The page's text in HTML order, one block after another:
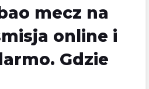
mecz na
online i
Gdzie